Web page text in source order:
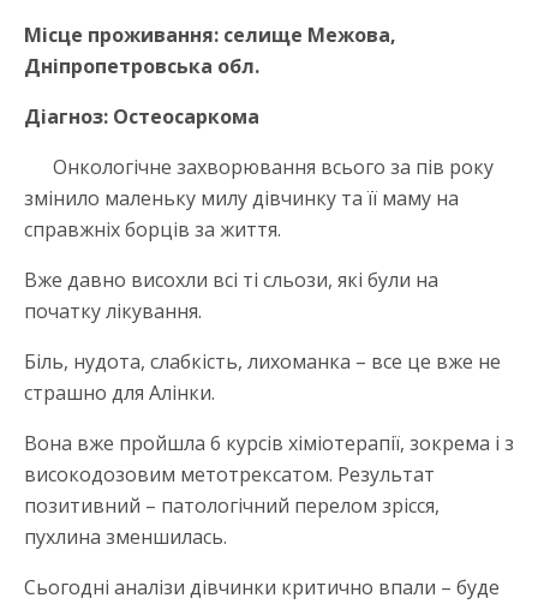
Місце проживання: селище Межова,
Дніпропетровська обл.
Діагноз: Остеосаркома
Онкологічне захворювання всього за пів року
змінило маленьку милу дівчинку та її маму на
справжніх борців за життя.
Вже давно висохли всі ті сльози, які були на
початку лікування.
Біль, нудота, слабкість, лихоманка – все це вже не
страшно для Алінки.
Вона вже пройшла 6 курсів хіміотерапії, зокрема і з
високодозовим метотрексатом. Результат
позитивний – патологічний перелом зрісся,
пухлина зменшилась.
Сьогодні аналізи дівчинки критично впали – буде